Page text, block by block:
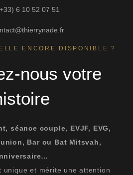
6 10 52 07 51
ENCORE DISPONIBLE ?
nous votre
séance couple, EVJF, EVG,
Bar ou Bat Mitsvah,
unique et mérite une attention